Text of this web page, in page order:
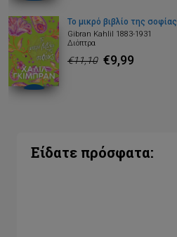
Το μικρό βιβλίο της σοφίας
Gibran Kahlil 1883-1931
Διόπτρα
€11,10 €9,99
Είδατε πρόσφατα: